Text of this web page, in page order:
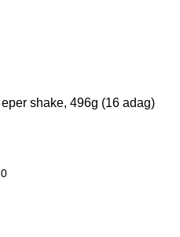
shake, 496g (16 adag)